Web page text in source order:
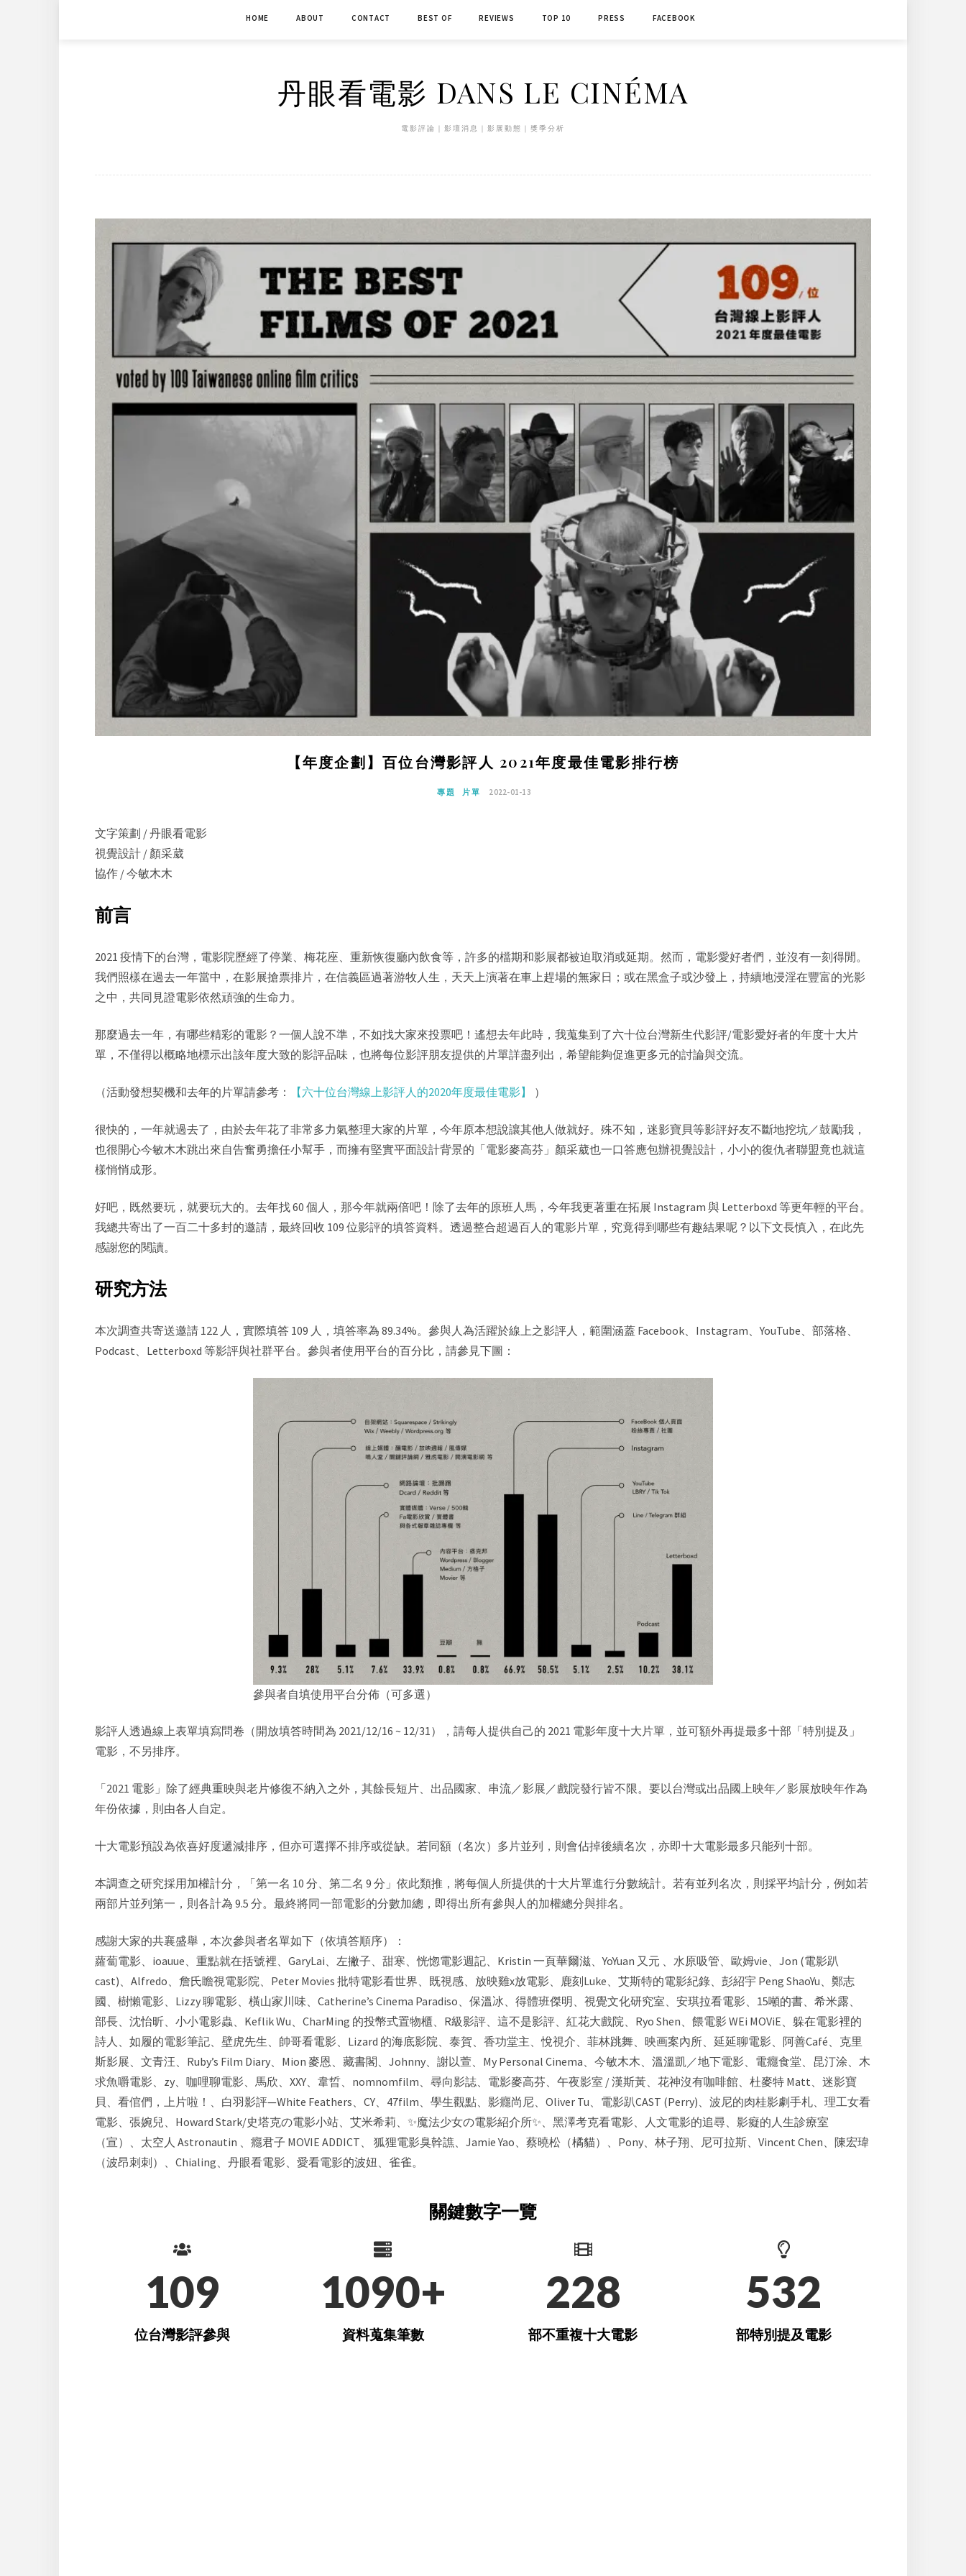
HOME ABOUT CONTACT BEST OF REVIEWS TOP 10 PRESS FACEBOOK
丹眼看電影 DANS LE CINÉMA
電影評論｜影壇消息｜影展動態｜獎季分析
【年度企劃】百位台灣影評人 2021年度最佳電影排行榜
專題 片單 2022-01-13
文字策劃 / 丹眼看電影
視覺設計 / 顏采葳
協作 / 今敏木木
前言
2021 疫情下的台灣，電影院歷經了停業、梅花座、重新恢復廳內飲食等，許多的檔期和影展都被迫取消或延期。然而，電影愛好者們，並沒有一刻得閒。
我們照樣在過去一年當中，在影展搶票排片，在信義區過著游牧人生，天天上演著在車上趕場的無家日；或在黑盒子或沙發上，持續地浸淫在豐富的光影
之中，共同見證電影依然頑強的生命力。
那麼過去一年，有哪些精彩的電影？一個人說不準，不如找大家來投票吧！遙想去年此時，我蒐集到了六十位台灣新生代影評/電影愛好者的年度十大片
單，不僅得以概略地標示出該年度大致的影評品味，也將每位影評朋友提供的片單詳盡列出，希望能夠促進更多元的討論與交流。
（活動發想契機和去年的片單請參考： 【六十位台灣線上影評人的2020年度最佳電影】 ）
很快的，一年就過去了，由於去年花了非常多力氣整理大家的片單，今年原本想說讓其他人做就好。殊不知，迷影寶貝等影評好友不斷地挖坑／鼓勵我，
也很開心今敏木木跳出來自告奮勇擔任小幫手，而擁有堅實平面設計背景的「電影麥高芬」顏采葳也一口答應包辦視覺設計，小小的復仇者聯盟竟也就這
樣悄悄成形。
好吧，既然要玩，就要玩大的。去年找 60 個人，那今年就兩倍吧！除了去年的原班人馬，今年我更著重在拓展 Instagram 與 Letterboxd 等更年輕的平台。
我總共寄出了一百二十多封的邀請，最終回收 109 位影評的填答資料。透過整合超過百人的電影片單，究竟得到哪些有趣結果呢？以下文長慎入，在此先
感謝您的閱讀。
研究方法
本次調查共寄送邀請 122 人，實際填答 109 人，填答率為 89.34%。參與人為活躍於線上之影評人，範圍涵蓋 Facebook、Instagram、YouTube、部落格、
Podcast、Letterboxd 等影評與社群平台。參與者使用平台的百分比，請參見下圖：
參與者自填使用平台分佈（可多選）
影評人透過線上表單填寫問卷（開放填答時間為 2021/12/16 ~ 12/31），請每人提供自己的 2021 電影年度十大片單，並可額外再提最多十部「特別提及」
電影，不另排序。
「2021 電影」除了經典重映與老片修復不納入之外，其餘長短片、出品國家、串流／影展／戲院發行皆不限。要以台灣或出品國上映年／影展放映年作為
年份依據，則由各人自定。
十大電影預設為依喜好度遞減排序，但亦可選擇不排序或從缺。若同額（名次）多片並列，則會佔掉後續名次，亦即十大電影最多只能列十部。
本調查之研究採用加權計分，「第一名 10 分、第二名 9 分」依此類推，將每個人所提供的十大片單進行分數統計。若有並列名次，則採平均計分，例如若
兩部片並列第一，則各計為 9.5 分。最終將同一部電影的分數加總，即得出所有參與人的加權總分與排名。
感謝大家的共襄盛舉，本次參與者名單如下（依填答順序）：
蘿蔔電影、ioauue、重點就在括號裡、GaryLai、左撇子、甜寒、恍惚電影週記、Kristin 一頁華爾滋、YoYuan 又元 、水原吸管、歐姆vie、Jon (電影趴
cast)、Alfredo、詹氏瞻視電影院、Peter Movies 批特電影看世界、既視感、放映雞x放電影、鹿刻Luke、艾斯特的電影紀錄、彭紹宇 Peng ShaoYu、鄭志
國、樹懶電影、Lizzy 聊電影、橫山家川味、Catherine’s Cinema Paradiso、保溫冰、得體班傑明、視覺文化研究室、安琪拉看電影、15噸的書、希米露、
部長、沈怡昕、小小電影蟲、Keflik Wu、CharMing 的投幣式置物櫃、R級影評、這不是影評、紅花大戲院、Ryo Shen、餵電影 WEi MOViE、躲在電影裡的
詩人、如履的電影筆記、壁虎先生、帥哥看電影、Lizard 的海底影院、泰賀、香功堂主、悅視介、菲林跳舞、映画案內所、延延聊電影、阿善Café、克里
斯影展、文青汪、Ruby’s Film Diary、Mion 麥恩、藏書閣、Johnny、謝以萱、My Personal Cinema、今敏木木、溫溫凱／地下電影、電癮食堂、昆汀涂、木
求魚嚼電影、zy、咖哩聊電影、馬欣、XXY、韋晢、nomnomfilm、尋向影誌、電影麥高芬、午夜影室 / 漢斯黃、花神沒有咖啡館、杜麥特 Matt、迷影寶
貝、看倌們，上片啦！、白羽影評—White Feathers、CY、47film、學生觀點、影癮尚尼、Oliver Tu、電影趴CAST (Perry)、波尼的肉桂影劇手札、理工女看
電影、張婉兒、Howard Stark/史塔克の電影小站、艾米希莉、✨魔法少女の電影紹介所✨、黑澤考克看電影、人文電影的追尋、影癡的人生診療室
（宣）、太空人 Astronautin 、癮君子 MOVIE ADDICT、 狐狸電影臭幹譙、Jamie Yao、蔡曉松（橘貓）、Pony、林子翔、尼可拉斯、Vincent Chen、陳宏瑋
（波昂刺刺）、Chialing、丹眼看電影、愛看電影的波妞、雀雀。
關鍵數字一覽
109
位台灣影評參與
1090+
資料蒐集筆數
228
部不重複十大電影
532
部特別提及電影